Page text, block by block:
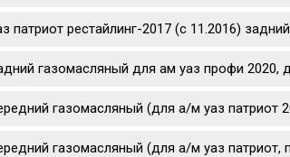
патриот рестайлинг-2017 (с 11.2016)
газомасляный для ам уаз профи 2020,
газомасляный (для а/м уаз патриот
газомасляный (для а/м уаз патриот,